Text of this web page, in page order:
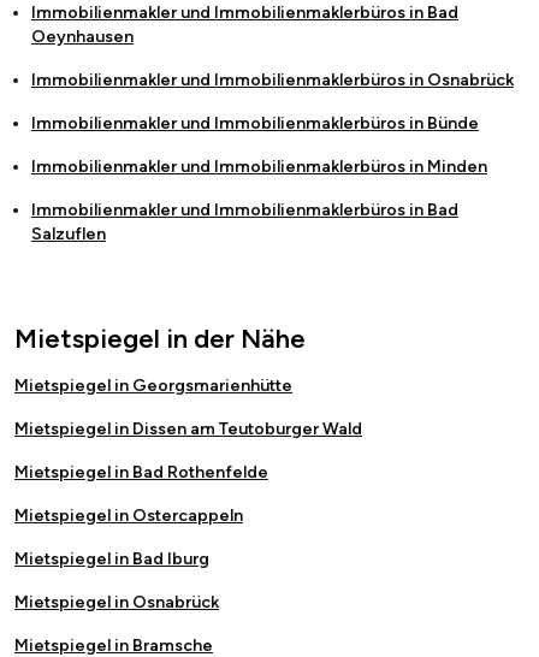
Immobilienmakler und Immobilienmaklerbüros in Bad
Oeynhausen
Immobilienmakler und Immobilienmaklerbüros in Osnabrück
Immobilienmakler und Immobilienmaklerbüros in Bünde
Immobilienmakler und Immobilienmaklerbüros in Minden
Immobilienmakler und Immobilienmaklerbüros in Bad
Salzuflen
Mietspiegel in der Nähe
Mietspiegel in Georgsmarienhütte
Mietspiegel in Dissen am Teutoburger Wald
Mietspiegel in Bad Rothenfelde
Mietspiegel in Ostercappeln
Mietspiegel in Bad Iburg
Mietspiegel in Osnabrück
Mietspiegel in Bramsche